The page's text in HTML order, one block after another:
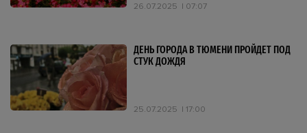
26.07.2025 07:07
ДЕНЬ ГОРОДА В ТЮМЕНИ ПРОЙДЕТ ПОД
СТУК ДОЖДЯ
25.07.2025 17:00